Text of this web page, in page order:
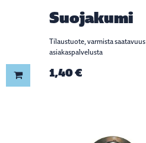
Lisää koriin
Suojakumi
Tilaustuote, varmista saatavuus
asiakaspalvelusta
1,40 €